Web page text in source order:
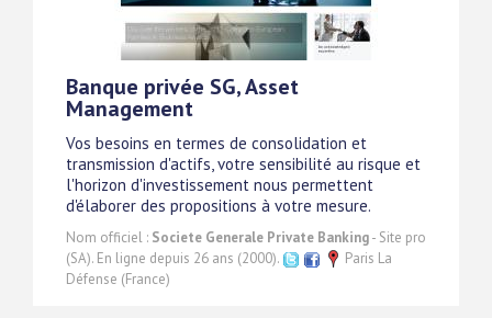
Banque privée SG, Asset
Management
Vos besoins en termes de consolidation et
transmission d'actifs, votre sensibilité au risque et
l'horizon d'investissement nous permettent
d'élaborer des propositions à votre mesure.
Nom officiel : Societe Generale Private Banking- Site pro
(SA). En ligne depuis 26 ans (2000).
Paris La
Défense (France)